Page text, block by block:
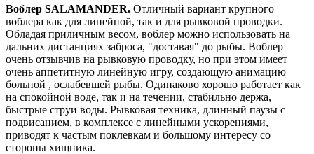
Воблер SALAMANDER. Отличный вариант крупного
воблера как для линейной, так и для рывковой проводки.
Обладая приличным весом, воблер можно использовать на
дальних дистанциях заброса, "доставая" до рыбы. Воблер
очень отзывчив на рывковую проводку, но при этом имеет
очень аппетитную линейную игру, создающую анимацию
больной , ослабевшей рыбы. Одинаково хорошо работает как
на спокойной воде, так и на течении, стабильно держа,
быстрые струи воды. Рывковая техника, длинный паузы с
подвисанием, в комплексе с линейными ускорениями,
приводят к частым поклевкам и большому интересу со
стороны хищника.